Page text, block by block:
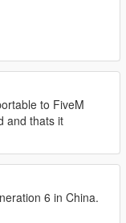
to FiveM
and thats it
6 in China.